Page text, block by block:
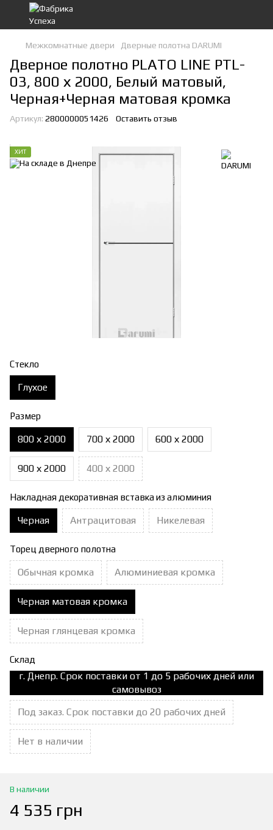
Межкомнатные двери Дверные полотна DARUMI
Дверное полотно PLATO LINE PTL-
03, 800 х 2000, Белый матовый,
Черная+Черная матовая кромка
Артикул: 2800000051426 Оставить отзыв
ХИТ
Стекло
Глухое
Размер
800 х 2000 700 х 2000 600 х 2000
900 х 2000 400 х 2000
Накладная декоративная вставка из алюминия
Черная Антрацитовая Никелевая
Торец дверного полотна
Обычная кромка Алюминиевая кромка
Черная матовая кромка
Черная глянцевая кромка
Склад
г. Днепр. Срок поставки от 1 до 5 рабочих дней или
самовывоз
Под заказ. Срок поставки до 20 рабочих дней
Нет в наличии
В наличии
4 535 грн